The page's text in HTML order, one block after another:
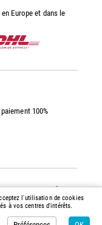
Europe et dans le
100%
-CRÉDITS
l'utilisation de cookies
à vos centres d'intérêts.